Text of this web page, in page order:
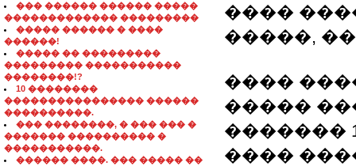
��� ������ ������ �����
������������� ���������
����� ������ � ����
������!
����� �� ���������
��������� �����������
��������!?
10 ��������
���������������� ������
����������.
��� ��������, � ��� ��� �
������� ���������� �
�����������.
������ ����. ��� ����� ��
����
�����,
����
�����
�������
����